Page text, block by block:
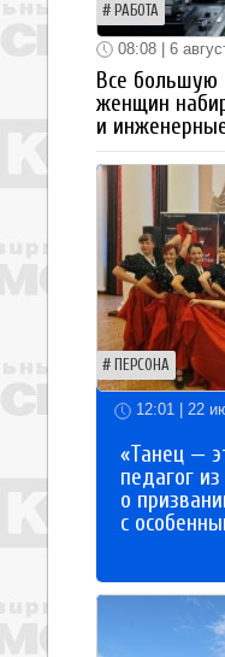
РАБОТА
08:08 | 6
Все большую
женщин
и
ПЕРСОНА
12:01 | 22
«Танец —
педагог
о
с